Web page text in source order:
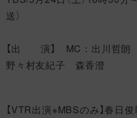
送）
【出 演】 MC：出川哲
野々村友紀子 森香澄
【VTR出演※MBSのみ】春日俊